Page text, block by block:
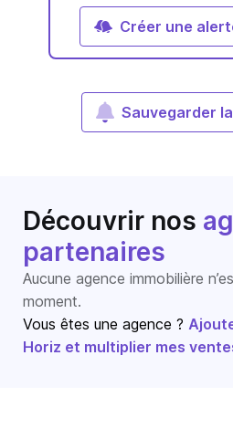
Créer une
Sauvegarder
Découvrir nos
partenaires
Aucune agence immobilière
moment.
Vous êtes une agence ?
Horiz et multiplier mes